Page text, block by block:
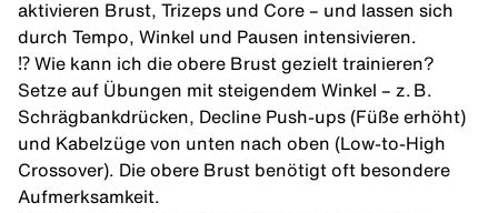
aktivieren Brust, Trizeps und Core – und lassen sich
durch Tempo, Winkel und Pausen intensivieren.
⁉️ Wie kann ich die obere Brust gezielt trainieren?
Setze auf Übungen mit steigendem Winkel – z. B.
Schrägbankdrücken, Decline Push-ups (Füße erhöht)
und Kabelzüge von unten nach oben (Low-to-High
Crossover). Die obere Brust benötigt oft besondere
Aufmerksamkeit.